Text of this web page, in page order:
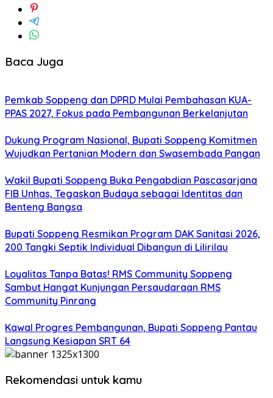
Baca Juga
Pemkab Soppeng dan DPRD Mulai Pembahasan KUA-
PPAS 2027, Fokus pada Pembangunan Berkelanjutan
Dukung Program Nasional, Bupati Soppeng Komitmen
Wujudkan Pertanian Modern dan Swasembada Pangan
Wakil Bupati Soppeng Buka Pengabdian Pascasarjana
FIB Unhas, Tegaskan Budaya sebagai Identitas dan
Benteng Bangsa
Bupati Soppeng Resmikan Program DAK Sanitasi 2026,
200 Tangki Septik Individual Dibangun di Lilirilau
Loyalitas Tanpa Batas! RMS Community Soppeng
Sambut Hangat Kunjungan Persaudaraan RMS
Community Pinrang
Kawal Progres Pembangunan, Bupati Soppeng Pantau
Langsung Kesiapan SRT 64
Rekomendasi untuk kamu